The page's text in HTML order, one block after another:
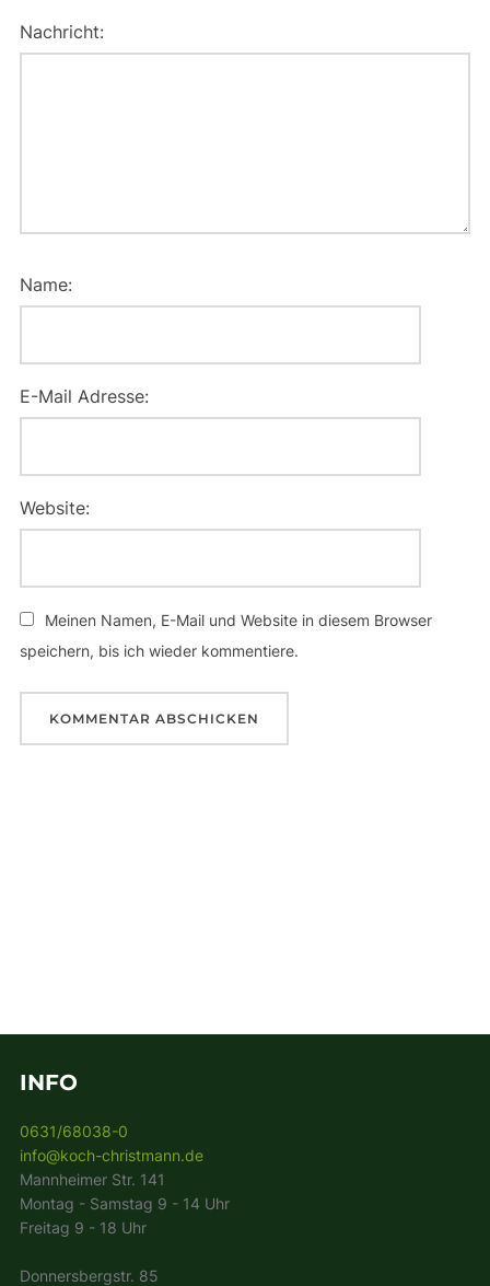
Nachricht:
Name:
E-Mail Adresse:
Website:
Meinen Namen, E-Mail und Website in diesem Browser
speichern, bis ich wieder kommentiere.
INFO
0631/68038-0
info@koch-christmann.de
Mannheimer Str. 141
Montag - Samstag 9 - 14 Uhr
Freitag 9 - 18 Uhr
Donnersbergstr. 85